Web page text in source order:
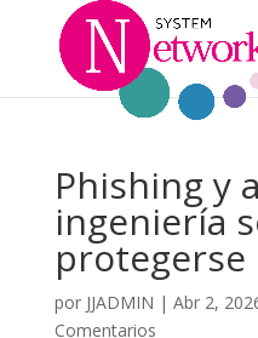
Phishing y
ingeniería
protegerse
por JJADMIN | Abr 2,
Comentarios